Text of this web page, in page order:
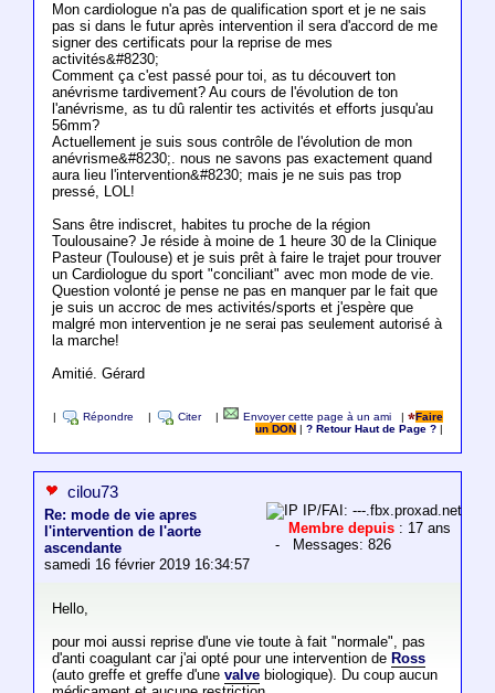
Mon cardiologue n'a pas de qualification sport et je ne sais
pas si dans le futur après intervention il sera d'accord de me
signer des certificats pour la reprise de mes
activités&#8230;
Comment ça c'est passé pour toi, as tu découvert ton
anévrisme tardivement? Au cours de l'évolution de ton
l'anévrisme, as tu dû ralentir tes activités et efforts jusqu'au
56mm?
Actuellement je suis sous contrôle de l'évolution de mon
anévrisme&#8230;. nous ne savons pas exactement quand
aura lieu l'intervention&#8230; mais je ne suis pas trop
pressé, LOL!
Sans être indiscret, habites tu proche de la région
Toulousaine? Je réside à moine de 1 heure 30 de la Clinique
Pasteur (Toulouse) et je suis prêt à faire le trajet pour trouver
un Cardiologue du sport "conciliant" avec mon mode de vie.
Question volonté je pense ne pas en manquer par le fait que
je suis un accroc de mes activités/sports et j'espère que
malgré mon intervention je ne serai pas seulement autorisé à
la marche!
Amitié. Gérard
Répondre Citer Envoyer cette page à un ami |
Faire
un DON
|? Retour Haut de Page ?
cilou73
Re: mode de vie apres
l'intervention de l'aorte
ascendante
samedi 16 février 2019 16:34:57
IP/FAI: ---.fbx.proxad.net
Membre depuis : 17 ans
- Messages: 826
Hello,
pour moi aussi reprise d'une vie toute à fait "normale", pas
d'anti coagulant car j'ai opté pour une intervention de Ross
(auto greffe et greffe d'une valvebiologique). Du coup aucun